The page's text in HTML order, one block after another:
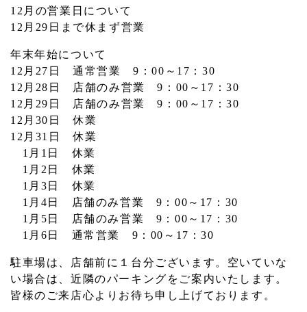
12月の営業日について
12月29日まで休まず営業
年末年始について
12月27日 通常営業 9：00～17：30
12月28日 店舗のみ営業 9：00～17：30
12月29日 店舗のみ営業 9：00～17：30
12月30日 休業
12月31日 休業
1月1日 休業
1月2日 休業
1月3日 休業
1月4日 店舗のみ営業 9：00～17：30
1月5日 店舗のみ営業 9：00～17：30
1月6日 通常営業 9：00～17：30
駐車場は、店舗前に１台分ございます。空いていな
い場合は、近隣のパーキングをご案内いたします。
皆様のご来店心よりお待ち申し上げております。